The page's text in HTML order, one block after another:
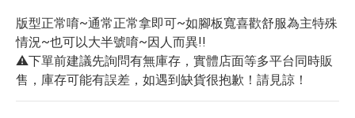
版型正常唷~通常正常拿即可~如腳板寬喜歡舒服為主特殊
情況~也可以大半號唷~因人而異!!
⚠️下單前建議先詢問有無庫存，實體店面等多平台同時販
售，庫存可能有誤差，如遇到缺貨很抱歉！請見諒！